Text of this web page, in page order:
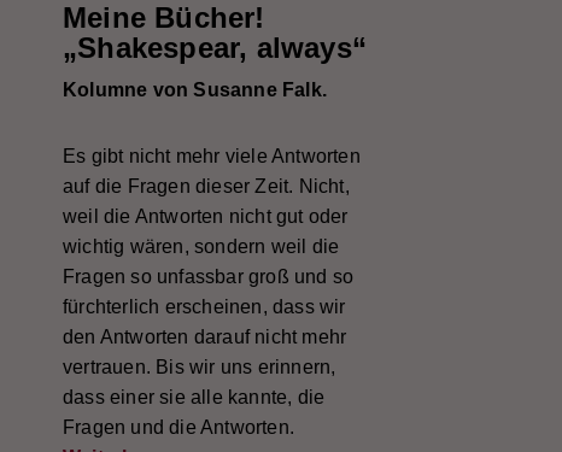
Meine Bücher!
„Shakespear, always“
Kolumne von Susanne Falk.
Es gibt nicht mehr viele Antworten
auf die Fragen dieser Zeit. Nicht,
weil die Antworten nicht gut oder
wichtig wären, sondern weil die
Fragen so unfassbar groß und so
fürchterlich erscheinen, dass wir
den Antworten darauf nicht mehr
vertrauen. Bis wir uns erinnern,
dass einer sie alle kannte, die
Fragen und die Antworten.